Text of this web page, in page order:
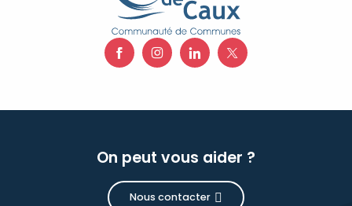
On peut vous aider ?
Nous contacter